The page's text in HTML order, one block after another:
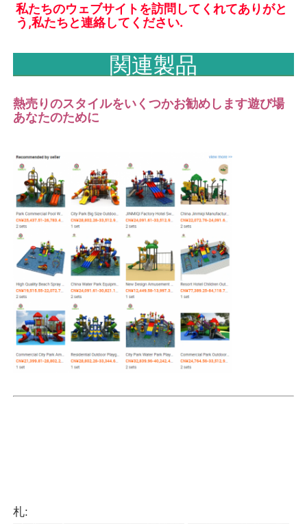
私たちのウェブサイトを訪問してくれてありがと
う,私たちと連絡してください.
関連製品
熱売りのスタイルをいくつかお勧めします遊び場
あなたのために
札: